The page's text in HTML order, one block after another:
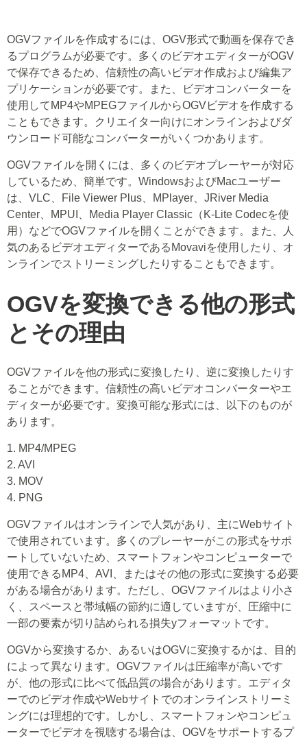
OGVファイルを作成するには、OGV形式で動画を保存でき
るプログラムが必要です。多くのビデオエディターがOGV
で保存できるため、信頼性の高いビデオ作成および編集ア
プリケーションが必要です。また、ビデオコンバーターを
使用してMP4やMPEGファイルからOGVビデオを作成する
こともできます。クリエイター向けにオンラインおよびダ
ウンロード可能なコンバーターがいくつかあります。
OGVファイルを開くには、多くのビデオプレーヤーが対応
しているため、簡単です。WindowsおよびMacユーザー
は、VLC、File Viewer Plus、MPlayer、JRiver Media
Center、MPUI、Media Player Classic（K-Lite Codecを使
用）などでOGVファイルを開くことができます。また、人
気のあるビデオエディターであるMovaviを使用したり、オ
ンラインでストリーミングしたりすることもできます。
OGVを変換できる他の形式
とその理由
OGVファイルを他の形式に変換したり、逆に変換したりす
ることができます。信頼性の高いビデオコンバーターやエ
ディターが必要です。変換可能な形式には、以下のものが
あります。
1. MP4/MPEG
2. AVI
3. MOV
4. PNG
OGVファイルはオンラインで人気があり、主にWebサイト
で使用されています。多くのプレーヤーがこの形式をサポ
ートしていないため、スマートフォンやコンピューターで
使用できるMP4、AVI、またはその他の形式に変換する必要
がある場合があります。ただし、OGVファイルはより小さ
く、スペースと帯域幅の節約に適していますが、圧縮中に
一部の要素が切り詰められる損失yフォーマットです。
OGVから変換するか、あるいはOGVに変換するかは、目的
によって異なります。OGVファイルは圧縮率が高いです
が、他の形式に比べて低品質の場合があります。エディタ
ーでのビデオ作成やWebサイトでのオンラインストリーミ
ングには理想的です。しかし、スマートフォンやコンピュ
ーターでビデオを視聴する場合は、OGVをサポートするプ